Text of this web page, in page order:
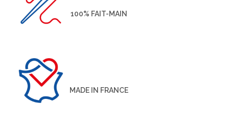
100% FAIT-MAIN
MADE IN FRANCE